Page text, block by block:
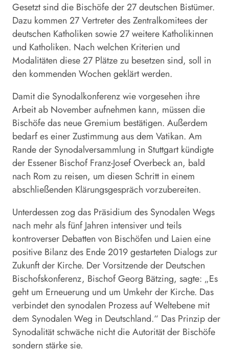
Gesetzt sind die Bischöfe der 27 deutschen Bistümer.
Dazu kommen 27 Vertreter des Zentralkomitees der
deutschen Katholiken sowie 27 weitere Katholikinnen
und Katholiken. Nach welchen Kriterien und
Modalitäten diese 27 Plätze zu besetzen sind, soll in
den kommenden Wochen geklärt werden.
Damit die Synodalkonferenz wie vorgesehen ihre
Arbeit ab November aufnehmen kann, müssen die
Bischöfe das neue Gremium bestätigen. Außerdem
bedarf es einer Zustimmung aus dem Vatikan. Am
Rande der Synodalversammlung in Stuttgart kündigte
der Essener Bischof Franz-Josef Overbeck an, bald
nach Rom zu reisen, um diesen Schritt in einem
abschließenden Klärungsgespräch vorzubereiten.
Unterdessen zog das Präsidium des Synodalen Wegs
nach mehr als fünf Jahren intensiver und teils
kontroverser Debatten von Bischöfen und Laien eine
positive Bilanz des Ende 2019 gestarteten Dialogs zur
Zukunft der Kirche. Der Vorsitzende der Deutschen
Bischofskonferenz, Bischof Georg Bätzing, sagte: „Es
geht um Erneuerung und um Umkehr der Kirche. Das
verbindet den synodalen Prozess auf Weltebene mit
dem Synodalen Weg in Deutschland.“ Das Prinzip der
Synodalität schwäche nicht die Autorität der Bischöfe
sondern stärke sie.